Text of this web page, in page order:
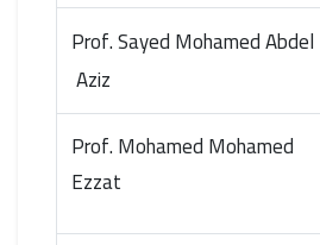
Prof. Sayed Mohamed Abdel
Aziz
Prof. Mohamed Mohamed
Ezzat